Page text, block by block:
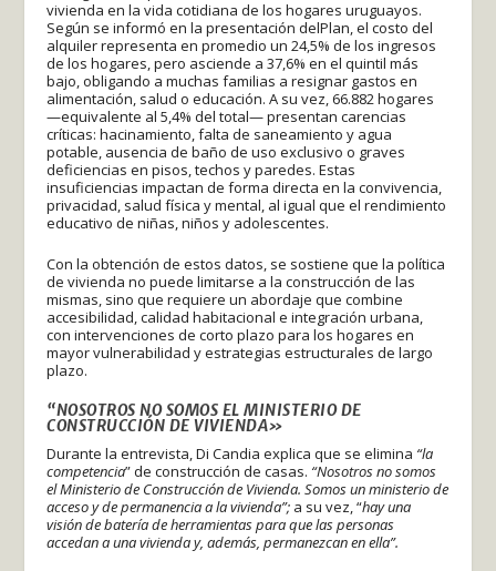
vivienda en la vida cotidiana de los hogares uruguayos.
Según se informó en la presentación delPlan, el costo del
alquiler representa en promedio un 24,5% de los ingresos
de los hogares, pero asciende a 37,6% en el quintil más
bajo, obligando a muchas familias a resignar gastos en
alimentación, salud o educación. A su vez, 66.882 hogares
—equivalente al 5,4% del total— presentan carencias
críticas: hacinamiento, falta de saneamiento y agua
potable, ausencia de baño de uso exclusivo o graves
deficiencias en pisos, techos y paredes. Estas
insuficiencias impactan de forma directa en la convivencia,
privacidad, salud física y mental, al igual que el rendimiento
educativo de niñas, niños y adolescentes.
Con la obtención de estos datos, se sostiene que la política
de vivienda no puede limitarse a la construcción de las
mismas, sino que requiere un abordaje que combine
accesibilidad, calidad habitacional e integración urbana,
con intervenciones de corto plazo para los hogares en
mayor vulnerabilidad y estrategias estructurales de largo
plazo.
“NOSOTROS NO SOMOS EL MINISTERIO DE
CONSTRUCCIÓN DE VIVIENDA»
Durante la entrevista, Di Candia explica que se elimina “la
competencia” de construcción de casas. “Nosotros no somos
el Ministerio de Construcción de Vivienda. Somos un ministerio de
acceso y de permanencia a la vivienda”; a su vez, “hay una
visión de batería de herramientas para que las personas
accedan a una vivienda y, además, permanezcan en ella”.